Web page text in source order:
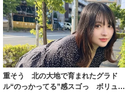
重そう 北の大地で育まれたグラド
ル“のっかってる”感スゴっ ボリュー